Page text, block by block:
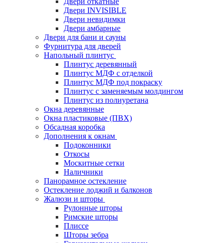
Двери INVISIBLE
Двери невидимки
Двери амбарные
Двери для бани и сауны
Фурнитура для дверей
Напольный плинтус
Плинтус деревянный
Плинтус МДФ с отделкой
Плинтус МДФ под покраску
Плинтус с заменяемым молдингом
Плинтус из полиуретана
Окна деревянные
Окна пластиковые (ПВХ)
Обсадная коробка
Дополнения к окнам
Подоконники
Откосы
Москитные сетки
Наличники
Панорамное остекление
Остекление лоджий и балконов
Жалюзи и шторы
Рулонные шторы
Римские шторы
Плиссе
Шторы зебра